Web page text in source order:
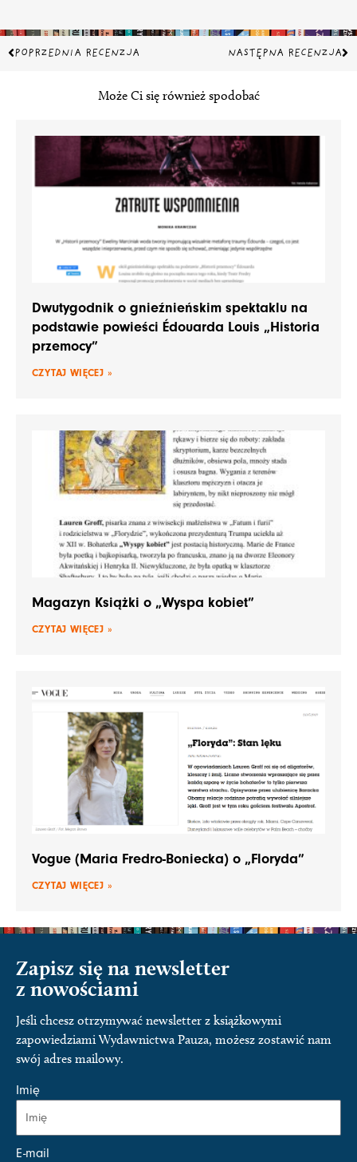
Prev
POPRZEDNIA RECENZJA NASTĘPNA RECENZJA
Może Ci się również spodobać
Dwutygodnik o gnieźnieńskim spektaklu na
podstawie powieści Édouarda Louis „Historia
przemocy”
CZYTAJ WIĘCEJ »
Magazyn Książki o „Wyspa kobiet”
CZYTAJ WIĘCEJ »
Vogue (Maria Fredro-Boniecka) o „Floryda”
CZYTAJ WIĘCEJ »
Zapisz się na newsletter
z nowościami
Jeśli chcesz otrzymywać newsletter z książkowymi
zapowiedziami Wydawnictwa Pauza, możesz zostawić nam
swój adres mailowy.
Imię
E-mail